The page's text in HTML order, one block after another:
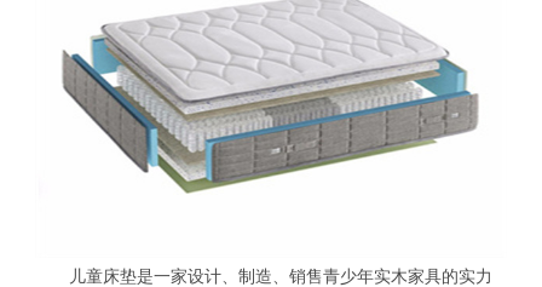
儿童床垫是一家设计、制造、销售青少年实木家具的实力